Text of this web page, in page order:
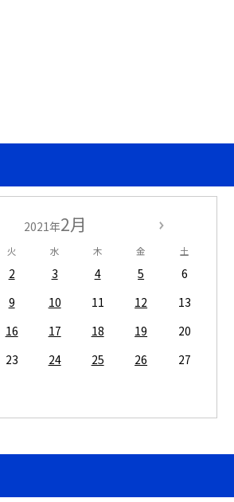
2021年2月
火 水 木 金 土
2 3 4 5
6
9 10 11 12
13
16 17 18 19
20
23 24 25 26
27